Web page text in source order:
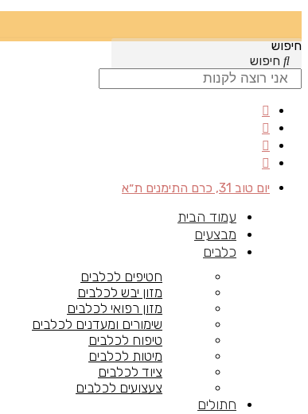
חיפוש
חיפוש
יום טוב 31, כרם התימנים ת״א
עמוד הבית
מבצעים
כלבים
חטיפים לכלבים
מזון יבש לכלבים
מזון רפואי לכלבים
שימורים ומעדנים לכלבים
טיפוח לכלבים
מיטות לכלבים
ציוד לכלבים
צעצועים לכלבים
חתולים